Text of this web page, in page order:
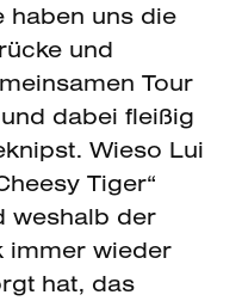
haben uns die
und
Tour
dabei fleißig
Wieso Lui
Tiger“
weshalb der
immer wieder
hat, das